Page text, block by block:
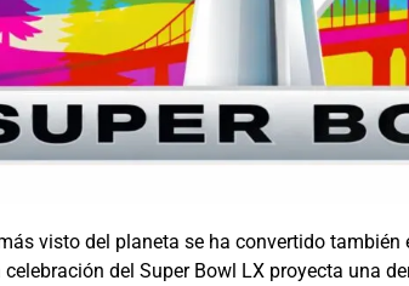
visto del planeta se ha convertido
del Super Bowl LX proyecta una